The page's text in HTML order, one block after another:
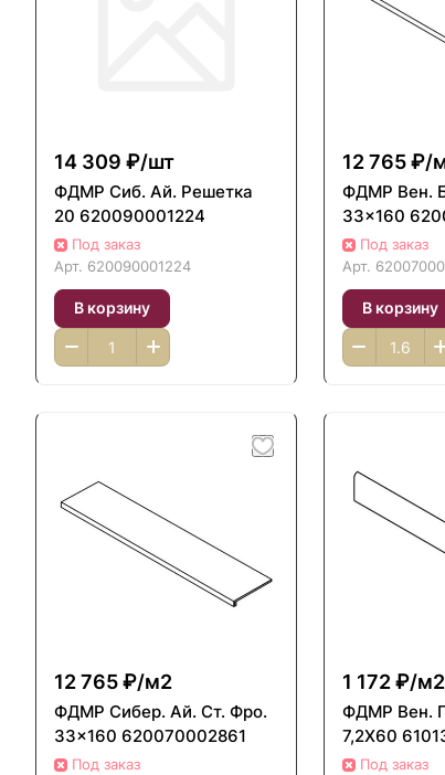
14 309 ₽/шт
ФДМP Сиб. Ай. Решетка
20 620090001224
Под заказ
Арт. 620090001224
В корзину
12 765 ₽/
ФДМP Вен.
33x160
Под заказ
Арт.
В корзину
12 765 ₽/м2
ФДМP Сибер. Ай. Ст. Фро.
33x160 620070002861
Под заказ
1 172 ₽/м2
ФДМP Вен.
7,2Х60
Под заказ